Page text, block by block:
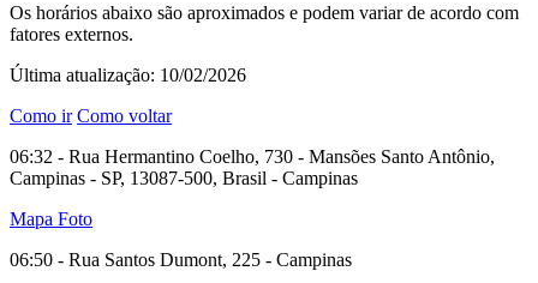
Os horários abaixo são aproximados e podem variar de acordo com
fatores externos.
Última atualização: 10/02/2026
Como ir Como voltar
06:32 - Rua Hermantino Coelho, 730 - Mansões Santo Antônio,
Campinas - SP, 13087-500, Brasil - Campinas
Mapa Foto
06:50 - Rua Santos Dumont, 225 - Campinas